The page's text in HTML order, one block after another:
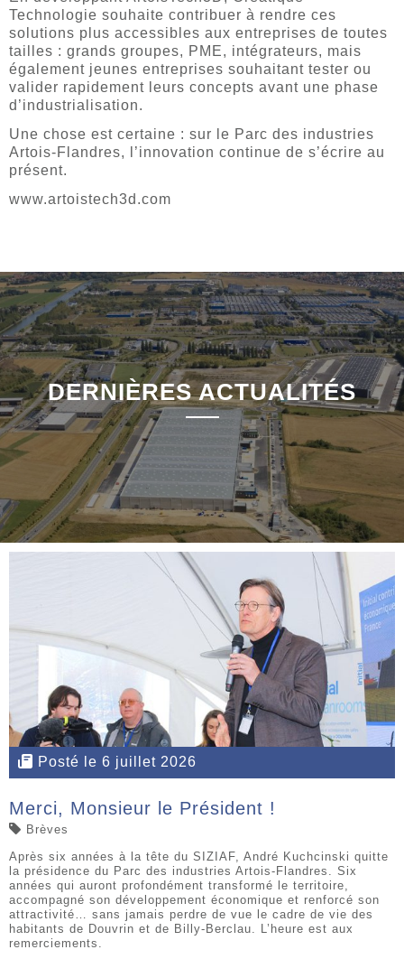
Technologie souhaite contribuer à rendre ces
solutions plus accessibles aux entreprises de toutes
tailles : grands groupes, PME, intégrateurs, mais
également jeunes entreprises souhaitant tester ou
valider rapidement leurs concepts avant une phase
d’industrialisation.
Une chose est certaine : sur le Parc des industries
Artois-Flandres, l’innovation continue de s’écrire au
présent.
www.artoistech3d.com
DERNIÈRES ACTUALITÉS
Posté le 6 juillet 2026
Merci, Monsieur le Président !
Brèves
Après six années à la tête du SIZIAF, André Kuchcinski quitte
la présidence du Parc des industries Artois-Flandres. Six
années qui auront profondément transformé le territoire,
accompagné son développement économique et renforcé son
attractivité… sans jamais perdre de vue le cadre de vie des
habitants de Douvrin et de Billy-Berclau. L’heure est aux
remerciements.